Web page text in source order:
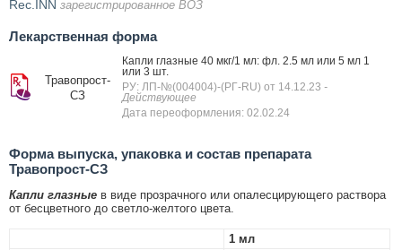
Rec.INN зарегистрированное ВОЗ
Лекарственная форма
Травопрост-
СЗ
Капли глазные 40 мкг/1 мл: фл. 2.5 мл или 5 мл 1
или 3 шт.
РУ: ЛП-№(004004)-(РГ-RU) от 14.12.23 -
Действующее
Дата переоформления: 02.02.24
Форма выпуска, упаковка и состав препарата
Травопрост-СЗ
Капли глазные в виде прозрачного или опалесцирующего раствора
от бесцветного до светло-желтого цвета.
1 мл